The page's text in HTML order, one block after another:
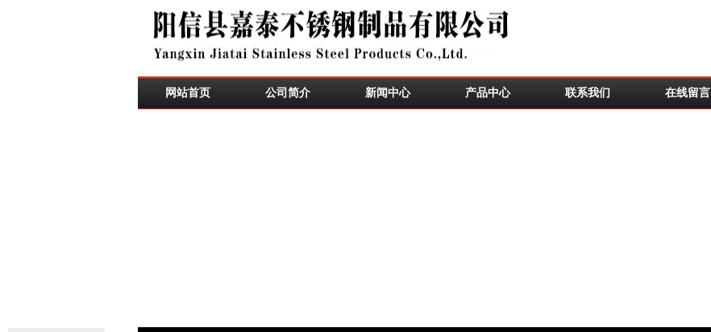
网站首页 公司简介 新闻中心 产品中心 联系我们 在线留言